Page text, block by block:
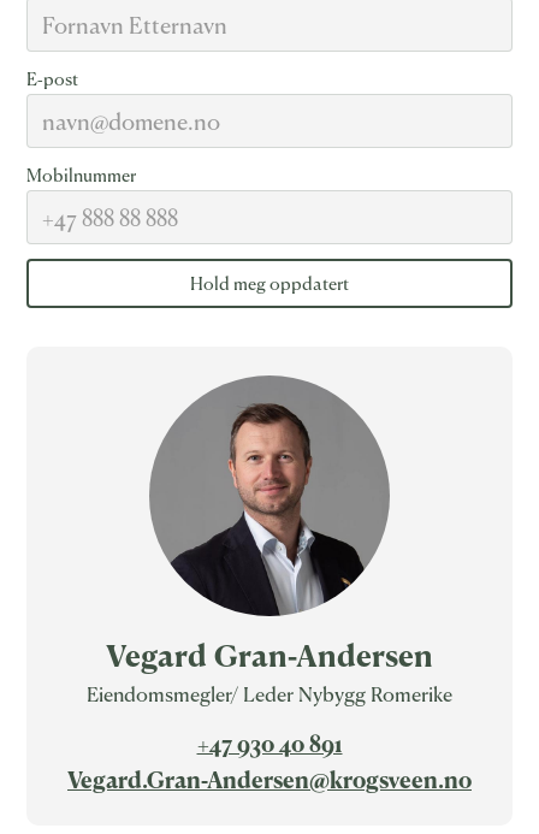
E-post
Mobilnummer
Vegard Gran-Andersen
Eiendomsmegler/ Leder Nybygg Romerike
+47 930 40 891
Vegard.Gran-Andersen@krogsveen.no